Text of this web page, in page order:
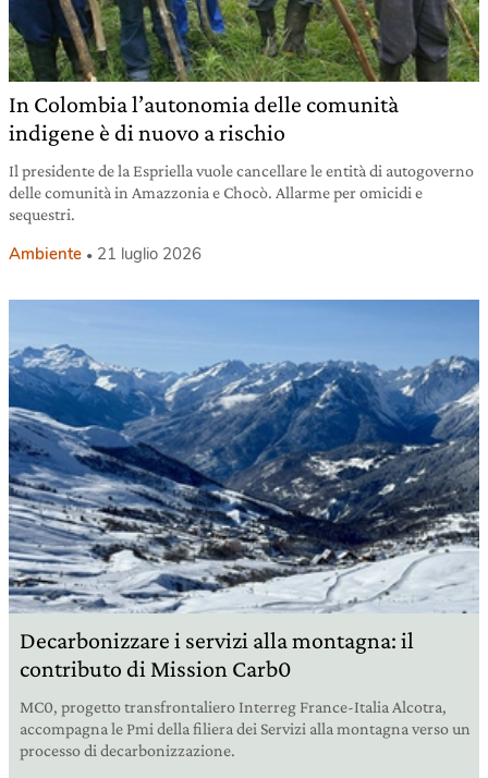
In Colombia l’autonomia delle comunità
indigene è di nuovo a rischio
Il presidente de la Espriella vuole cancellare le entità di autogoverno
delle comunità in Amazzonia e Chocò. Allarme per omicidi e
sequestri.
Ambiente 21 luglio 2026
Decarbonizzare i servizi alla montagna: il
contributo di Mission Carb0
MC0, progetto transfrontaliero Interreg France-Italia Alcotra,
accompagna le Pmi della filiera dei Servizi alla montagna verso un
processo di decarbonizzazione.